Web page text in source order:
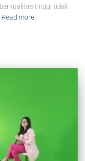
tinggi tidak
Read more